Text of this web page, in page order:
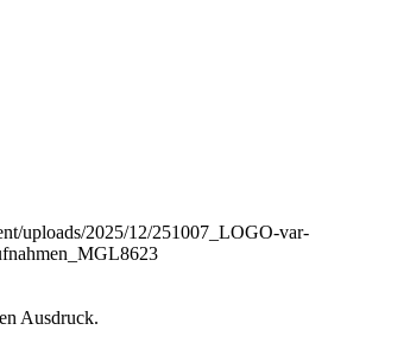
uploads/2025/12/251007_LOGO-var-
Ausdruck.